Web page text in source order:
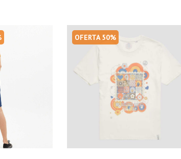
OFERTA 50%